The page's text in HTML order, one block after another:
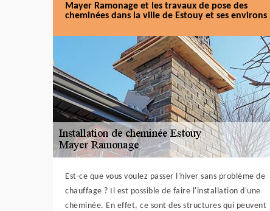
Mayer Ramonage et les travaux de pose des
cheminées dans la ville de Estouy et ses environs
Est-ce que vous voulez passer l'hiver sans problème de
chauffage ? Il est possible de faire l'installation d'une
cheminée. En effet, ce sont des structures qui peuvent